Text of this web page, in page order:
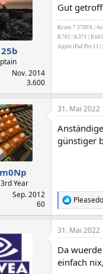
i
o
n
e
n
Nov. 2014
3.600
Gut
Ryzen 7 3700X |
K702 | K371 |
Apple iPad Pro 11
Year
Sep. 2012
60
31. Mai 2022
günstiger
R
e
a
k
i
o
31. Mai 2022
Da
einfach